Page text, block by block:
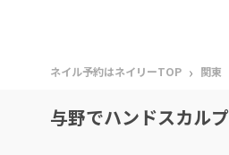
ネイル予約はネイリーTOP › 関東
与野でハンドスカル